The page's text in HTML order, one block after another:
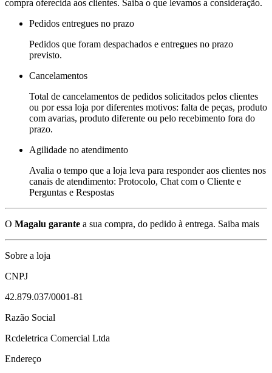
compra oferecida aos clientes. Saiba o que levamos a consideração.
Pedidos entregues no prazo
Pedidos que foram despachados e entregues no prazo
previsto.
Cancelamentos
Total de cancelamentos de pedidos solicitados pelos clientes
ou por essa loja por diferentes motivos: falta de peças, produto
com avarias, produto diferente ou pelo recebimento fora do
prazo.
Agilidade no atendimento
Avalia o tempo que a loja leva para responder aos clientes nos
canais de atendimento: Protocolo, Chat com o Cliente e
Perguntas e Respostas
O Magalu garante a sua compra, do pedido à entrega. Saiba mais
Sobre a loja
CNPJ
42.879.037/0001-81
Razão Social
Rcdeletrica Comercial Ltda
Endereço